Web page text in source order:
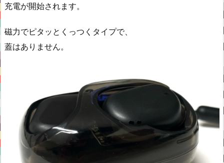
充電が開始されます。
磁力でピタッとくっつくタイプで、
蓋はありません。